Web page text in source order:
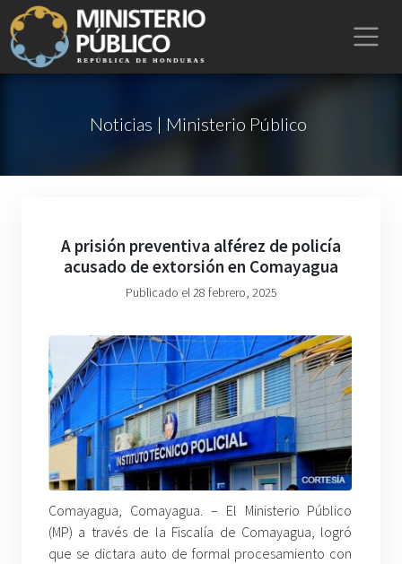
Noticias | Ministerio Público
A prisión preventiva alférez de policía
acusado de extorsión en Comayagua
Publicado el 28 febrero, 2025
Comayagua, Comayagua. – El Ministerio Público
(MP) a través de la Fiscalía de Comayagua, logró
que se dictara auto de formal procesamiento con